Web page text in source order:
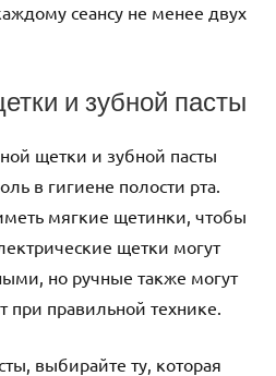
сеансу не менее двух
и зубной пасты
щетки и зубной пасты
в гигиене полости рта.
мягкие щетинки, чтобы
щетки могут
но ручные также могут
при правильной технике.
выбирайте ту, которая